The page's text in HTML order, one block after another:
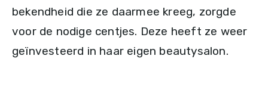
bekendheid die ze daarmee kreeg, zorgde
voor de nodige centjes. Deze heeft ze weer
geïnvesteerd in haar eigen beautysalon.